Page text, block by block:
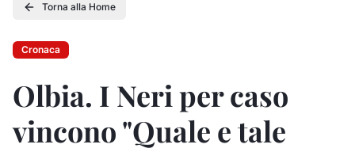
Torna alla Home
Cronaca
Olbia. I Neri per caso
vincono "Quale e tale